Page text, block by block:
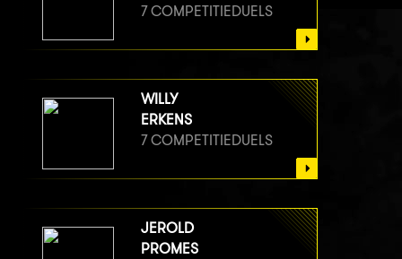
7 COMPETITIEDUELS
WILLY
ERKENS
7 COMPETITIEDUELS
JEROLD
PROMES